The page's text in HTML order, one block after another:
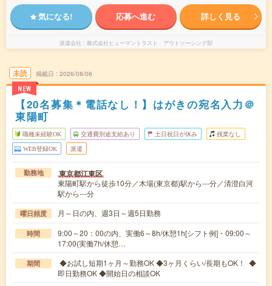
気になる! 応募へ進む 詳しく見る
派遣会社 株式会社ヒューマントラスト アウトソーシング部
未読
NEW
掲載日 2026/08/06
【20名募集＊電話なし！】はがきの宛名入力＠
東陽町
職種未経験OK 交通費別途支給あり 土日祝日が休み 残業なし
WEB登録OK 派遣
勤務地 東京都江東区
東陽町駅から徒歩10分／木場(東京都)駅から---分／清澄白河
駅から---分
曜日頻度 月～日の内、週3日～週5日勤務
時間
9:00～20：00の内、実働6～8h/休憩1h[シフト例]・09:00～
17:00(実働7h/休憩…
期間
◆お試し短期1ヶ月～勤務OK ◆3ヶ月くらい/長期もOK！ ◆
即日勤務OK ◆開始日の相談OK